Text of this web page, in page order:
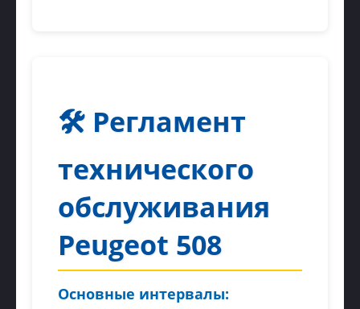
🛠 Регламент
технического
обслуживания
Peugeot 508
Основные интервалы: